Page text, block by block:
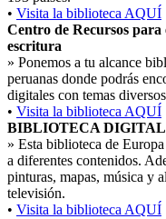
• Visita la biblioteca AQUÍ
Centro de Recursos
escritura
» Ponemos a tu alcance
peruanas donde podrás
digitales con temas
• Visita la biblioteca AQUÍ
BIBLIOTECA
» Esta biblioteca de
a diferentes contenidos.
pinturas, mapas, música y
televisión.
• Visita la biblioteca AQUÍ